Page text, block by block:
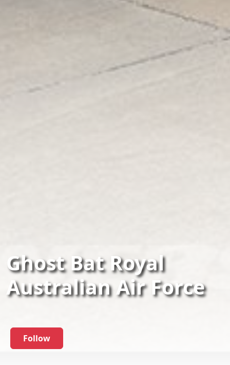
Ghost Bat Royal
Australian Air Force
Follow